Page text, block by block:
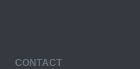
CONTACT